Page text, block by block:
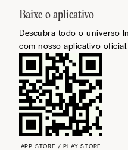
Baixe o aplicativo
Descubra todo o universo
com nosso aplicativo oficial.
APP STORE / PLAY STORE